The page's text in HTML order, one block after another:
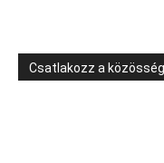
Csatlakozz a